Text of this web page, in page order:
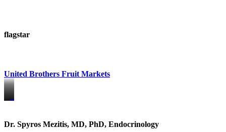
flagstar
United Brothers Fruit Markets
https://www.unitedbrothersfruitmarkets.com/
https://www.unitedbrothersfruitmarkets.com/
Dr. Spyros Mezitis, MD, PhD, Endocrinology